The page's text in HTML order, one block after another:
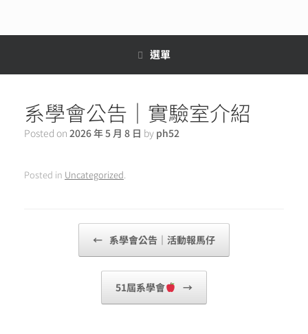
選單
系學會公告｜實驗室介紹
Posted on 2026 年 5 月 8 日 by ph52
Posted in Uncategorized
← 系學會公告｜活動報馬仔
51屆系學會 →